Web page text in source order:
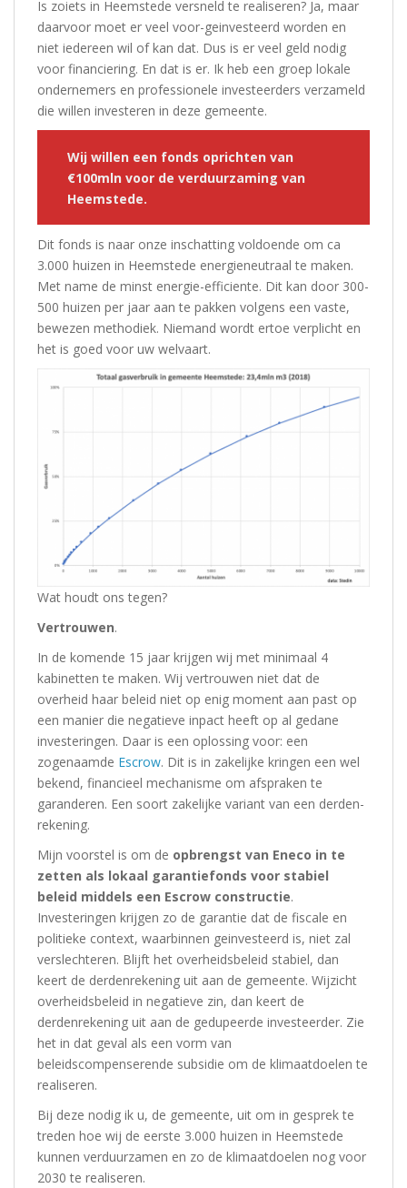
Is zoiets in Heemstede versneld te realiseren? Ja, maar
daarvoor moet er veel voor-geinvesteerd worden en
niet iedereen wil of kan dat. Dus is er veel geld nodig
voor financiering. En dat is er. Ik heb een groep lokale
ondernemers en professionele investeerders verzameld
die willen investeren in deze gemeente.
Wij willen een fonds oprichten van
€100mln voor de verduurzaming van
Heemstede.
Dit fonds is naar onze inschatting voldoende om ca
3.000 huizen in Heemstede energieneutraal te maken.
Met name de minst energie-efficiente. Dit kan door 300-
500 huizen per jaar aan te pakken volgens een vaste,
bewezen methodiek. Niemand wordt ertoe verplicht en
het is goed voor uw welvaart.
Wat houdt ons tegen?
Vertrouwen.
In de komende 15 jaar krijgen wij met minimaal 4
kabinetten te maken. Wij vertrouwen niet dat de
overheid haar beleid niet op enig moment aan past op
een manier die negatieve inpact heeft op al gedane
investeringen. Daar is een oplossing voor: een
zogenaamde Escrow. Dit is in zakelijke kringen een wel
bekend, financieel mechanisme om afspraken te
garanderen. Een soort zakelijke variant van een derden-
rekening.
Mijn voorstel is om de opbrengst van Eneco in te
zetten als lokaal garantiefonds voor stabiel
beleid middels een Escrow constructie.
Investeringen krijgen zo de garantie dat de fiscale en
politieke context, waarbinnen geinvesteerd is, niet zal
verslechteren. Blijft het overheidsbeleid stabiel, dan
keert de derdenrekening uit aan de gemeente. Wijzicht
overheidsbeleid in negatieve zin, dan keert de
derdenrekening uit aan de gedupeerde investeerder. Zie
het in dat geval als een vorm van
beleidscompenserende subsidie om de klimaatdoelen te
realiseren.
Bij deze nodig ik u, de gemeente, uit om in gesprek te
treden hoe wij de eerste 3.000 huizen in Heemstede
kunnen verduurzamen en zo de klimaatdoelen nog voor
2030 te realiseren.